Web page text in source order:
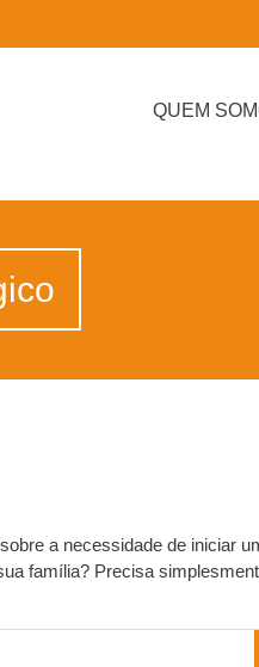
QUEM
a necessidade de iniciar
família? Precisa